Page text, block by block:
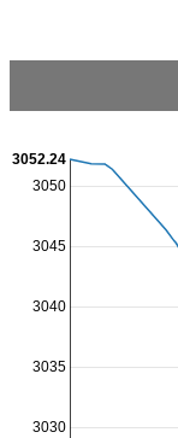
3030
3035
3040
3045
3050
3052.24